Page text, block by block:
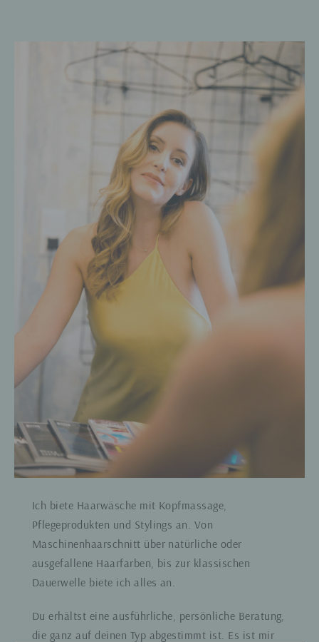
Ich biete Haarwäsche mit Kopfmassage,
Pflegeprodukten und Stylings an. Von
Maschinenhaarschnitt über natürliche oder
ausgefallene Haarfarben, bis zur klassischen
Dauerwelle biete ich alles an.
Du erhältst eine ausführliche, persönliche Beratung,
die ganz auf deinen Typ abgestimmt ist. Es ist mir